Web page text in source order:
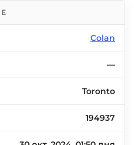
Colan
—
Toronto
194937